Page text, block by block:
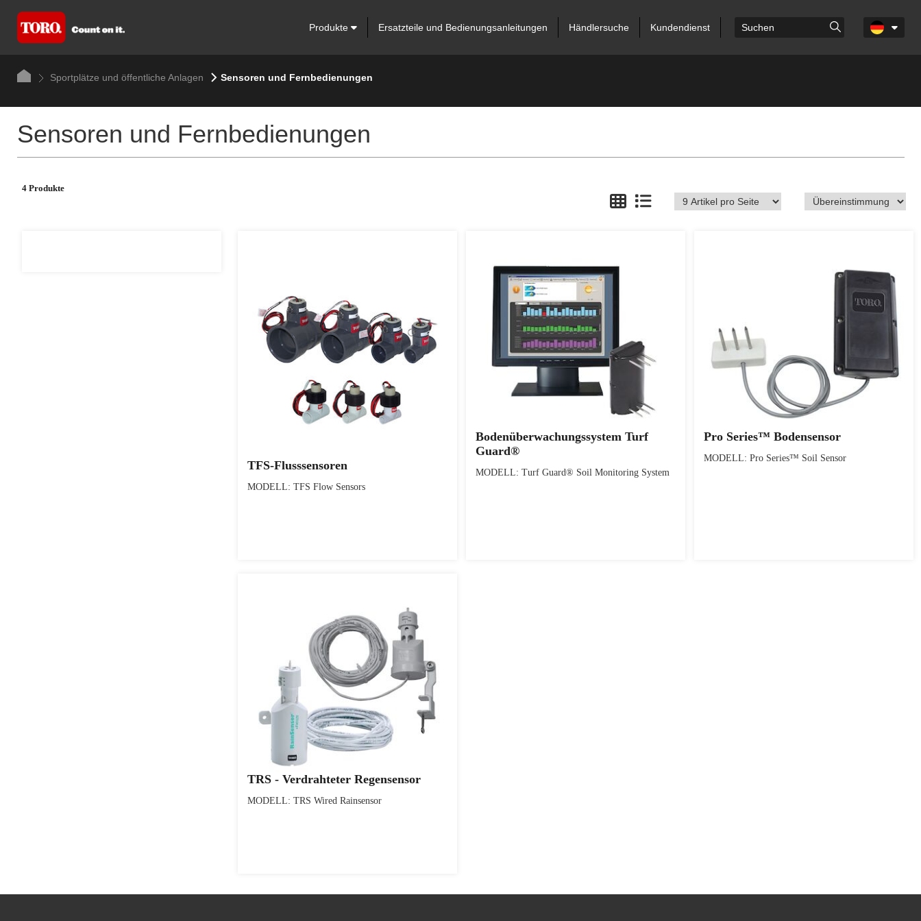
Produkte Ersatzteile und Bedienungsanleitungen Händlersuche Kundendienst
Sportplätze und öffentliche Anlagen Sensoren und Fernbedienungen
Sensoren und Fernbedienungen
4 Produkte
TFS-Flusssensoren
MODELL: TFS Flow Sensors
Bodenüberwachungssystem Turf
Guard®
MODELL: Turf Guard® Soil Monitoring System
Pro Series™ Bodensensor
MODELL: Pro Series™ Soil Sensor
TRS - Verdrahteter Regensensor
MODELL: TRS Wired Rainsensor